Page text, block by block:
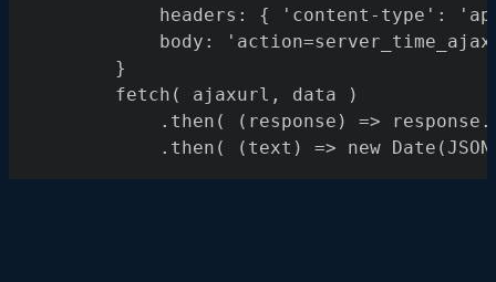
headers: { 'content-type':
body:
		}
		fetch( ajaxurl, data )
.then( (response) =>
.then( (text) => new